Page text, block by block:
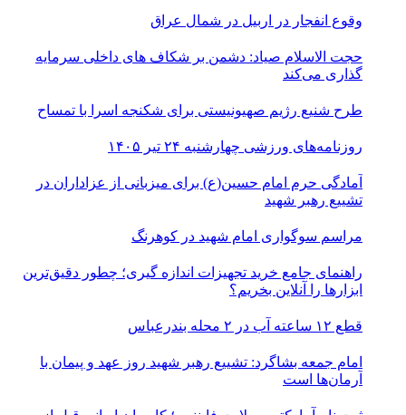
وقوع انفجار در اربیل در شمال عراق
حجت الاسلام صیاد: دشمن بر شکاف‌ های داخلی سرمایه‌
گذاری می‌کند
طرح شنیع رژیم صهیونیستی برای شکنجه اسرا با تمساح
روزنامه‌های ورزشی چهارشنبه ۲۴ تیر ۱۴۰۵
آمادگی حرم امام حسین(ع) برای میزبانی از عزاداران در
تشییع رهبر شهید
مراسم سوگواری امام شهید در کوهرنگ
راهنمای جامع خرید تجهیزات اندازه گیری؛ چطور دقیق‌ترین
ابزارها را آنلاین بخریم؟
قطع ۱۲ ساعته آب در ۲ محله بندرعباس
امام جمعه بشاگرد: تشییع رهبر شهید روز عهد و پیمان با
آرمان‌ها است